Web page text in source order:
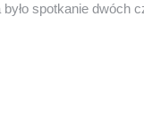
spotkanie dwóch